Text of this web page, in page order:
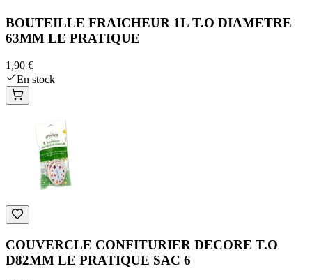
BOUTEILLE FRAICHEUR 1L T.O DIAMETRE
63MM LE PRATIQUE
1,90 €
En stock
COUVERCLE CONFITURIER DECORE T.O
D82MM LE PRATIQUE SAC 6